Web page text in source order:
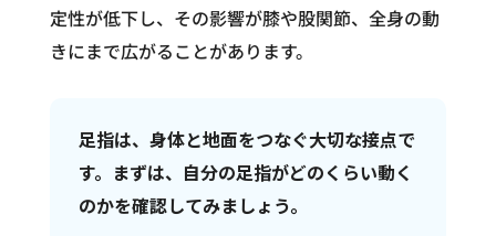
定性が低下し、その影響が膝や股関節、全身の動
きにまで広がることがあります。
足指は、身体と地面をつなぐ大切な接点で
す。まずは、自分の足指がどのくらい動く
のかを確認してみましょう。